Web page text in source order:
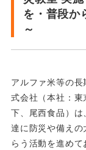
を・普段か
～
アルファ米等の
式会社（本社：
下、尾西食品）は
達に防災や備えの
らう活動を進めて